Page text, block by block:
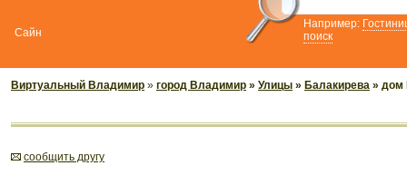
Например:
поиск
Виртуальный Владимир » город Владимир » Улицы » Балакирева »
cообщить другу